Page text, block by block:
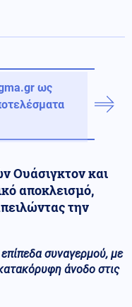
ως
Ουάσιγκτον και
αποκλεισμό,
την
συναγερμού, με
άνοδο στις